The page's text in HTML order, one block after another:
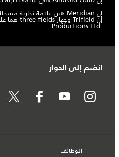
Productions Ltd.‎
انضم إلى الحوار
الوظائف